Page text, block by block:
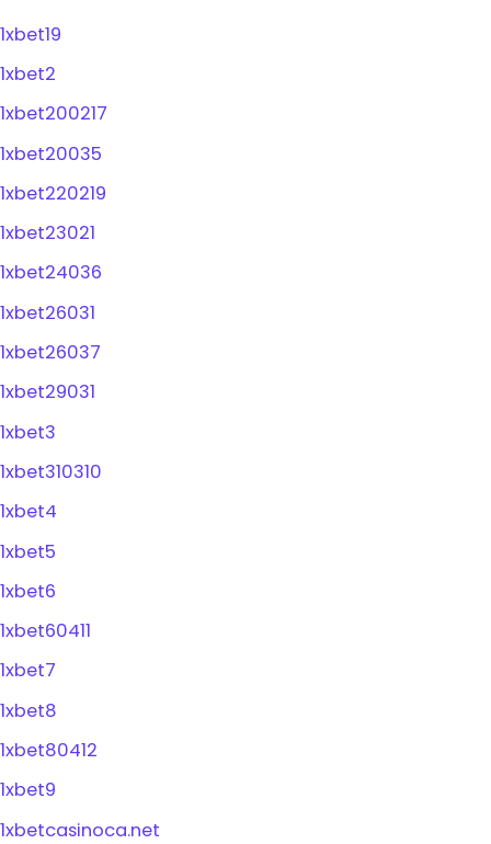
1xbet19
1xbet2
1xbet200217
1xbet20035
1xbet220219
1xbet23021
1xbet24036
1xbet26031
1xbet26037
1xbet29031
1xbet3
1xbet310310
1xbet4
1xbet5
1xbet6
1xbet60411
1xbet7
1xbet8
1xbet80412
1xbet9
1xbetcasinoca.net